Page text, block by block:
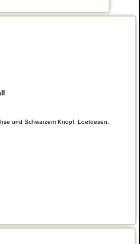
und Schwarzem Knopf, Loetoesen.